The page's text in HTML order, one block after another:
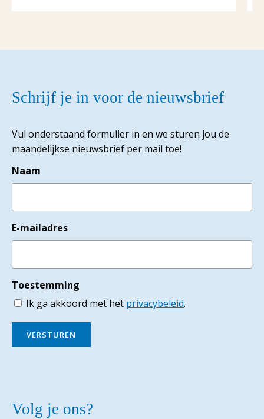
Schrijf je in voor de nieuwsbrief
Vul onderstaand formulier in en we sturen jou de
maandelijkse nieuwsbrief per mail toe!
Naam
E-mailadres
Toestemming
Ik ga akkoord met het privacybeleid.
VERSTUREN
Volg je ons?